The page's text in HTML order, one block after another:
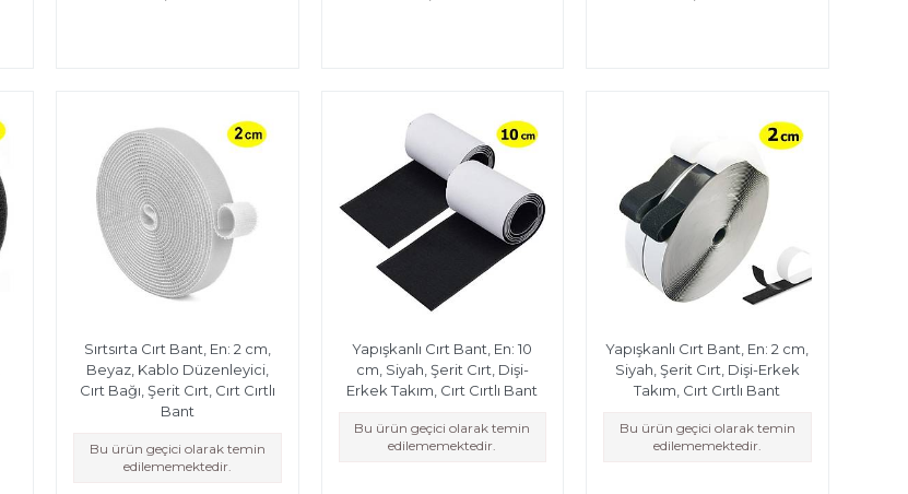
Sırtsırta Cırt Bant, En: 2 cm,
Beyaz, Kablo Düzenleyici,
Cırt Bağı, Şerit Cırt, Cırt Cırtlı
Bant
Bu ürün geçici olarak temin
edilememektedir.
Yapışkanlı Cırt Bant, En: 10
cm, Siyah, Şerit Cırt, Dişi-
Erkek Takım, Cırt Cırtlı Bant
Bu ürün geçici olarak temin
edilememektedir.
Yapışkanlı Cırt Bant, En: 2 cm,
Siyah, Şerit Cırt, Dişi-Erkek
Takım, Cırt Cırtlı Bant
Bu ürün geçici olarak temin
edilememektedir.